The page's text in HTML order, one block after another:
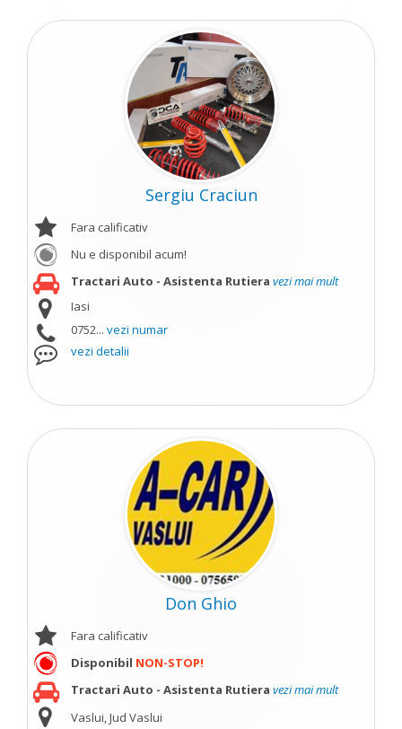
Sergiu Craciun
Fara calificativ
Nu e disponibil acum!
Tractari Auto - Asistenta Rutiera vezi mai mult
Iasi
0752... vezi numar
vezi detalii
Don Ghio
Fara calificativ
Disponibil NON-STOP!
Tractari Auto - Asistenta Rutiera vezi mai mult
Vaslui, Jud Vaslui